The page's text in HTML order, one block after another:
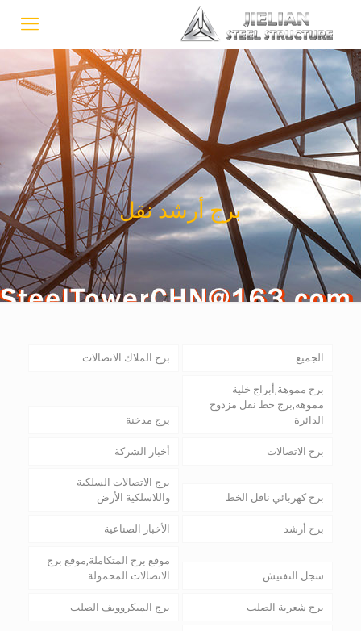
برج أرشد نقل
الجميع برج الملاك الاتصالات
برج مموهة,أبراج خلية
مموهة,برج خط نقل مزدوج
الدائرة
برج مدخنة
برج الاتصالات أخبار الشركة
برج كهربائي ناقل الخط
برج الاتصالات السلكية
واللاسلكية الأرض
برج أرشد الأخبار الصناعية
سجل التفتيش
موقع برج المتكاملة,موقع برج
الاتصالات المحمولة
برج شعرية الصلب برج الميكروويف الصلب